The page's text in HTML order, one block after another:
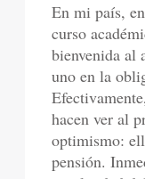
En mi país,
curso
bienvenida al
uno en la
hacen ver al
optimismo:
pensión.